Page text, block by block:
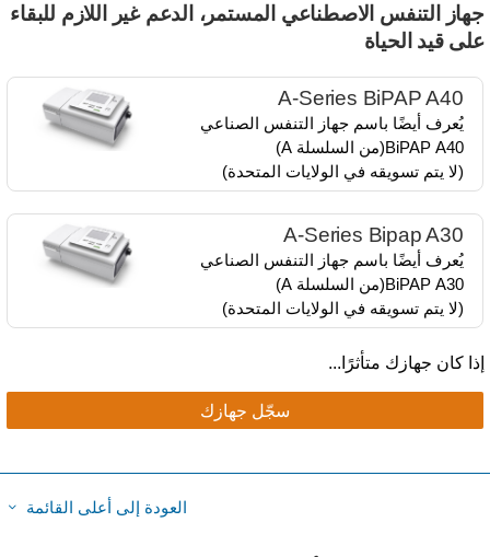
التنفس الاصطناعي المستمر، الدعم غير اللازم للبقاء
قيد الحياة
A-Series BiPAP A40
يُعرف أيضًا باسم جهاز التنفس الصناعي​
BiPAP A40​(من السلسلة A)​
(لا يتم تسويقه في الولايات المتحدة)
A-Series Bipap A30
يُعرف أيضًا باسم جهاز التنفس الصناعي​
BiPAP A30​(من السلسلة A)​
(لا يتم تسويقه في الولايات المتحدة)
كان جهازك متأثرًا...
سجّل جهازك
العودة إلى أعلى القائمة